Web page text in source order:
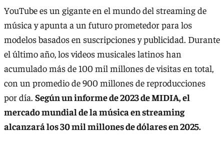
YouTube es un gigante en el mundo del streaming de
música y apunta a un futuro prometedor para los
modelos basados en suscripciones y publicidad. Durante
el último año, los videos musicales latinos han
acumulado más de 100 mil millones de visitas en total,
con un promedio de 900 millones de reproducciones
por día. Según un informe de 2023 de MIDIA, el
mercado mundial de la música en streaming
alcanzará los 30 mil millones de dólares en 2025.